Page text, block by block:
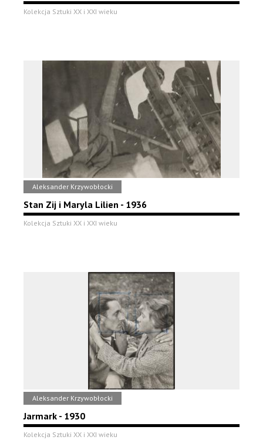
Kolekcja Sztuki XX i XXI wieku
Aleksander Krzywobłocki
Stan Zij i Maryla Lilien - 1936
Kolekcja Sztuki XX i XXI wieku
Aleksander Krzywobłocki
Jarmark - 1930
Kolekcja Sztuki XX i XXI wieku